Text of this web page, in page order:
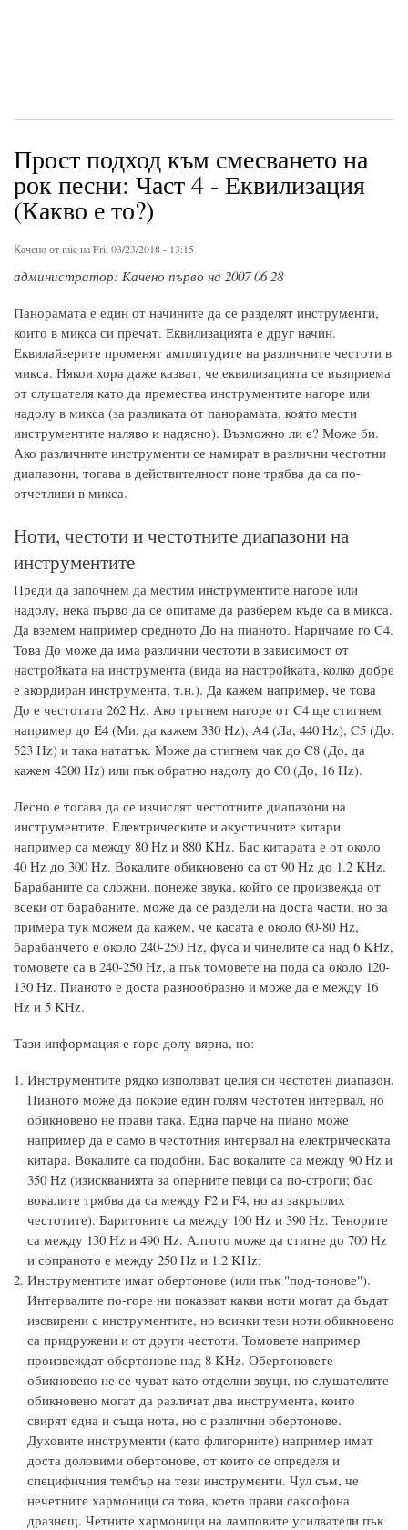
Прост подход към смесването на
рок песни: Част 4 - Еквилизация
(Какво е то?)
Качено отmicна Fri, 03/23/2018 - 13:15
администратор: Качено първо на 2007 06 28
Панорамата е един от начините да се разделят инструменти,
които в микса си пречат. Еквилизацията е друг начин.
Еквилайзерите променят амплитудите на различните честоти в
микса. Някои хора даже казват, че еквилизацията се възприема
от слушателя като да премества инструментите нагоре или
надолу в микса (за разликата от панорамата, която мести
инструментите наляво и надясно). Възможно ли е? Може би.
Ако различните инструменти се намират в различни честотни
диапазони, тогава в действителност поне трябва да са по-
отчетливи в микса.
Ноти, честоти и честотните диапазони на
инструментите
Преди да започнем да местим инструментите нагоре или
надолу, нека първо да се опитаме да разберем къде са в микса.
Да вземем например средното До на пианото. Наричаме го C4.
Това До може да има различни честоти в зависимост от
настройката на инструмента (вида на настройката, колко добре
е акордиран инструмента, т.н.). Да кажем например, че това
До е честотата 262 Hz. Ако тръгнем нагоре от C4 ще стигнем
например до E4 (Ми, да кажем 330 Hz), A4 (Ла, 440 Hz), C5 (До,
523 Hz) и така нататък. Може да стигнем чак до C8 (До, да
кажем 4200 Hz) или пък обратно надолу до C0 (До, 16 Hz).
Лесно е тогава да се изчислят честотните диапазони на
инструментите. Електрическите и акустичните китари
например са между 80 Hz и 880 KHz. Бас китарата е от около
40 Hz до 300 Hz. Вокалите обикновено са от 90 Hz до 1.2 KHz.
Барабаните са сложни, понеже звука, който се произвежда от
всеки от барабаните, може да се раздели на доста части, но за
примера тук можем да кажем, че касата е около 60-80 Hz,
барабанчето е около 240-250 Hz, фуса и чинелите са над 6 KHz,
томовете са в 240-250 Hz, а пък томовете на пода са около 120-
130 Hz. Пианото е доста разнообразно и може да е между 16
Hz и 5 KHz.
Тази информация е горе долу вярна, но:
Инструментите рядко използват целия си честотен диапазон.
Пианото може да покрие един голям честотен интервал, но
обикновено не прави така. Една парче на пиано може
например да е само в честотния интервал на електрическата
китара. Вокалите са подобни. Бас вокалите са между 90 Hz и
350 Hz (изискванията за оперните певци са по-строги; бас
вокалите трябва да са между F2 и F4, но аз закръглих
честотите). Баритоните са между 100 Hz и 390 Hz. Тенорите
са между 130 Hz и 490 Hz. Алтото може да стигне до 700 Hz
и сопраното е между 250 Hz и 1.2 KHz;
Инструментите имат обертонове (или пък "под-тонове").
Интервалите по-горе ни показват какви ноти могат да бъдат
изсвирени с инструментите, но всички тези ноти обикновено
са придружени и от други честоти. Томовете например
произвеждат обертонове над 8 KHz. Обертоновете
обикновено не се чуват като отделни звуци, но слушателите
обикновено могат да различат два инструмента, които
свирят една и съща нота, но с различни обертонове.
Духовите инструменти (като флигорните) например имат
доста доловими обертонове, от които се определя и
специфичния тембър на тези инструменти. Чул съм, че
нечетните хармоници са това, което прави саксофона
дразнещ. Четните хармоници на ламповите усилватели пък